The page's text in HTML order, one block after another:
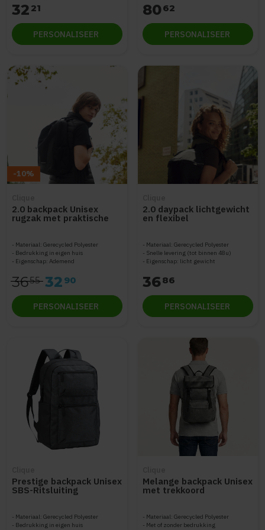
32 21
PERSONALISEER
8062
PERSONALISEER
-10%
2.0 backpack Unisex
rugzak met praktische
indeling
Materiaal: Gerecycled Polyester
Bedrukking in eigen huis
Eigenschap: Ademend
3655 32 90
PERSONALISEER
2.0 daypack lichtgewicht
en flexibel
Materiaal: Gerecycled Polyester
Snelle levering (tot binnen 48u)
Eigenschap: licht gewicht
3686
PERSONALISEER
Prestige backpack Unisex
SBS-Ritsluiting
Materiaal: Gerecycled Polyester
Bedrukking in eigen huis
Melange backpack Unisex
met trekkoord
Materiaal: Gerecycled Polyester
Met of zonder bedrukking